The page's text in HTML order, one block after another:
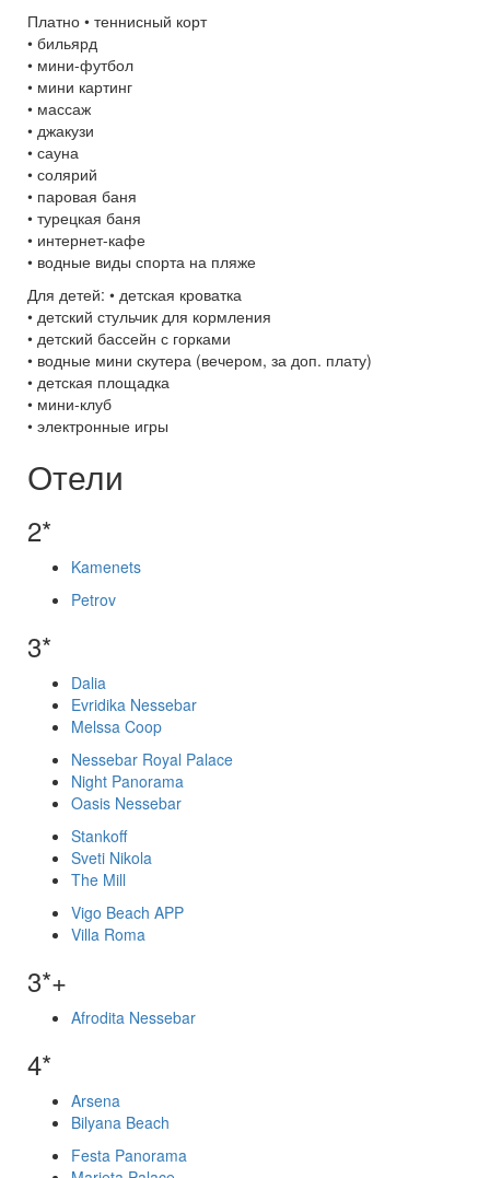
Платно • теннисный корт
• бильярд
• мини-футбол
• мини картинг
• массаж
• джакузи
• сауна
• солярий
• паровая баня
• турецкая баня
• интернет-кафе
• водные виды спорта на пляже
Для детей: • детская кроватка
• детский стульчик для кормления
• детский бассейн с горками
• водные мини скутера (вечером, за доп. плату)
• детская площадка
• мини-клуб
• электронные игры
Отели
2*
Kamenets
Petrov
3*
Dalia
Evridika Nessebar
Melssa Coop
Nessebar Royal Palace
Night Panorama
Oasis Nessebar
Stankoff
Sveti Nikola
The Mill
Vigo Beach APP
Villa Roma
3*+
Afrodita Nessebar
4*
Arsena
Bilyana Beach
Festa Panorama